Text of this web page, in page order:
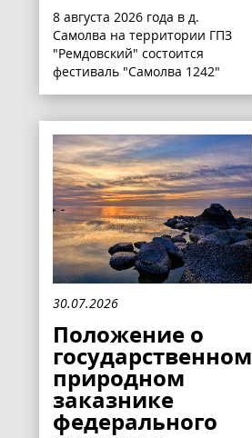
8 августа 2026 года в д.
Самолва на территории ГПЗ
"Ремдовский" состоится
фестиваль "Самолва 1242"
30.07.2026
Положение о
государственном
природном
заказнике
федерального